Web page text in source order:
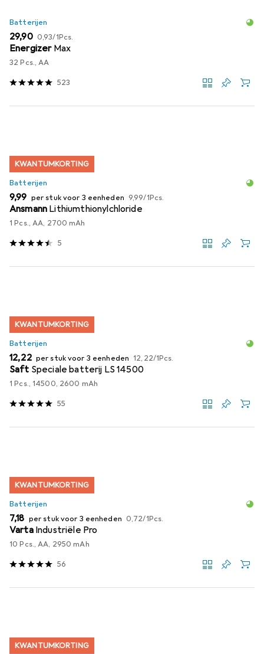
Batterijen
EUR
29,90 EUR
0,93/1Pcs.
Energizer Max
32 Pcs., AA
523
KWANTUMKORTING
Batterijen
EUR
9,99 per stuk voor 3 eenheden EUR
9,99/1Pcs.
Ansmann Lithiumthionylchloride
1 Pcs., AA, 2700 mAh
5
KWANTUMKORTING
Batterijen
EUR
12,22 per stuk voor 3 eenheden EUR
12,22/1Pcs.
Saft Speciale batterij LS 14500
1 Pcs., 14500, 2600 mAh
55
KWANTUMKORTING
Batterijen
EUR
7,18 per stuk voor 3 eenheden EUR
0,72/1Pcs.
Varta Industriële Pro
10 Pcs., AA, 2950 mAh
56
KWANTUMKORTING